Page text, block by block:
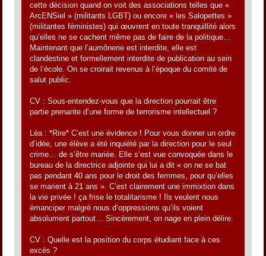
cette décision quand on voit des associations telles que «
ArcENSiel » (militants LGBT) ou encore « les Salopettes »
(militantes féministes) qui œuvrent en toute tranquillité alors
qu’elles ne se cachent même pas de faire de la politique…
Maintenant que l’aumônerie est interdite, elle est
clandestine et formellement interdite de publication au sein
de l’école. On se croirait revenus à l’époque du comité de
salut public.
CV : Sous-entendez-vous que la direction pourrait être
partie prenante d’une forme de terrorisme intellectuel ?
Léa : *Rire* C’est une évidence ! Pour vous donner un ordre
d’idée, une élève a été inquiété par la direction pour le seul
crime… de s’être mariée. Elle s’est vue convoquée dans le
bureau de la directrice adjointe qui lui a dit « on ne se bat
pas pendant 40 ans pour le droit des femmes, pour qu’elles
se marient à 21 ans ». C’est clairement une immixtion dans
la vie privée ! ça frise le totalitarisme ! Ils veulent nous
émanciper malgré nous d’oppressions qu’ils voient
absolument partout… Sincèrement, on nage en plein délire.
CV : Quelle est la position du corps étudiant face à ces
excès ?